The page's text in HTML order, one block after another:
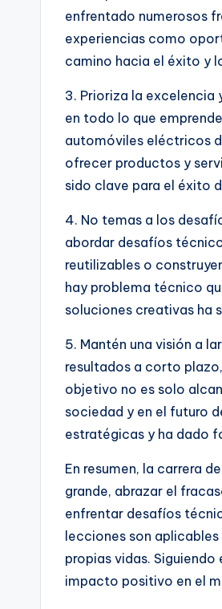
enfrentado numerosos
experiencias como
camino hacia el éxito y
3. Prioriza la excelencia
en todo lo que
automóviles eléctricos
ofrecer productos y
sido clave para el éxito
4. No temas a los
abordar desafíos
reutilizables o
hay problema técnico
soluciones creativas ha
5. Mantén una visión a
resultados a corto
objetivo no es solo
sociedad y en el futuro
estratégicas y ha dado
En resumen, la carrera
grande, abrazar el
enfrentar desafíos
lecciones son
propias vidas.
impacto positivo en el